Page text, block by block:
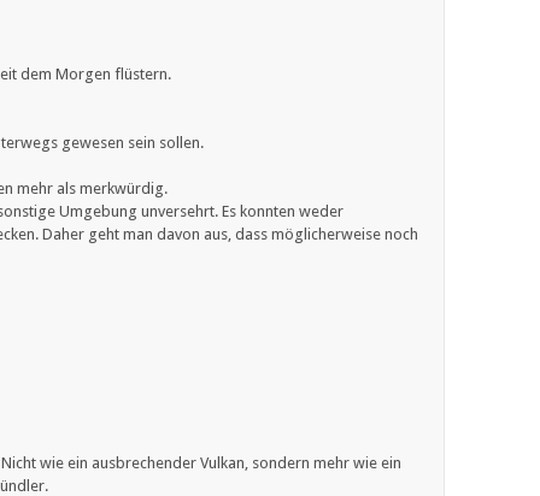
dem Morgen flüstern.
gewesen sein sollen.
mehr als merkwürdig.
Umgebung unversehrt. Es konnten weder
Daher geht man davon aus, dass möglicherweise noch
wie ein ausbrechender Vulkan, sondern mehr wie ein